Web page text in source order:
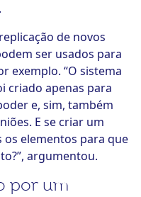
de novos
ser usados para
exemplo. “O sistema
criado apenas para
e, sim, também
E se criar um
elementos para que
argumentou.
por um